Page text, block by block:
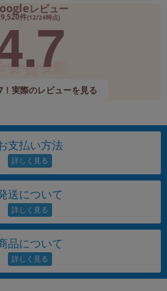
レビュー
9,520件(12/24時点)
実際のレビューを見る
支払い方法
送について
品について